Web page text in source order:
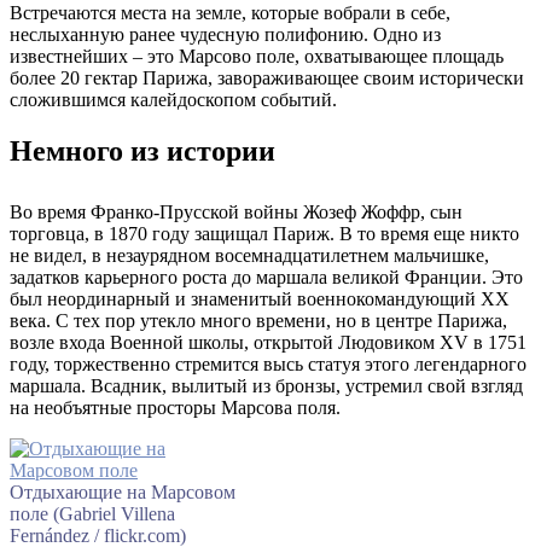
Встречаются места на земле, которые вобрали в себе,
неслыханную ранее чудесную полифонию. Одно из
известнейших – это Марсово поле, охватывающее площадь
более 20 гектар Парижа, завораживающее своим исторически
сложившимся калейдоскопом событий.
Немного из истории
Во время Франко-Прусской войны Жозеф Жоффр, сын
торговца, в 1870 году защищал Париж. В то время еще никто
не видел, в незаурядном восемнадцатилетнем мальчишке,
задатков карьерного роста до маршала великой Франции. Это
был неординарный и знаменитый военнокомандующий XX
века. С тех пор утекло много времени, но в центре Парижа,
возле входа Военной школы, открытой Людовиком XV в 1751
году, торжественно стремится высь статуя этого легендарного
маршала. Всадник, вылитый из бронзы, устремил свой взгляд
на необъятные просторы Марсова поля.
Отдыхающие на Марсовом
поле (Gabriel Villena
Fernández / flickr.com)